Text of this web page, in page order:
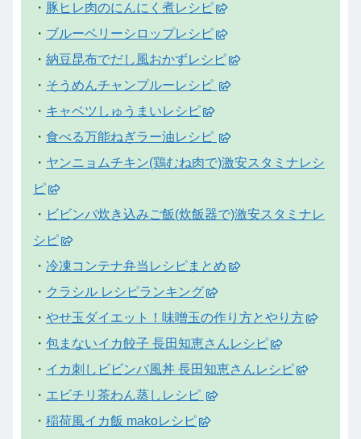
・ 豚ヒレ肉のにんにく煮レシピ
・ ブルーベリーシロップレシピ
・ 納豆昆布でだし風おかずレシピ
・ そうめんチャンプルーレシピ
・ キャベツしゅうまいレシピ
・ 食べる万能ねぎラー油レシピ
・ ヤンニョムチキン(鶏むね肉で)激安スタミナレシ
ピ
・ ビビンバ炊き込みご飯(炊飯器で)激安スタミナレ
シピ
・ 冷凍コンテナ弁当レシピまとめ
・ クラシル レシピランキング
・ やせ玉ダイエット！味噌玉の作り方とやり方
・ 包まないイカ餃子 長田知恵さんレシピ
・ イカ刺しビビンバ風丼 長田知恵さんレシピ
・ エビチリ茶わん蒸しレシピ
・ 稲荷風イカ飯 makoレシピ